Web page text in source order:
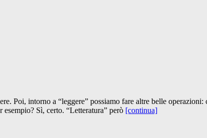
intorno a “leggere” possiamo fare altre belle operazioni:
Sì, certo. “Letteratura” però [continua]